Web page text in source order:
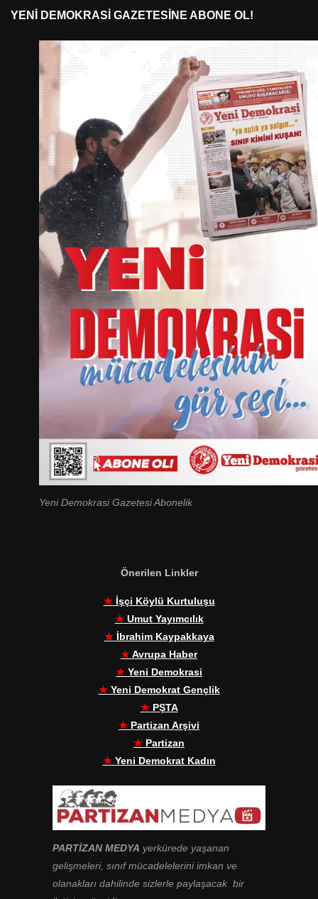
YENI DEMOKRASI GAZETESINE ABONE OL!
Yeni Demokrasi Gazetesi Abonelik
Önerilen Linkler
★İşçi Köylü Kurtuluşu
★Umut Yayımcılık
★İbrahim Kaypakkaya
★Avrupa Haber
★ Yeni Demokrasi
★Yeni Demokrat Gençlik
★PŞTA
★ Partizan Arşivi
★ Partizan
★Yeni Demokrat Kadın
PARTİZAN MEDYA yerkürede yaşanan
gelişmeleri, sınıf mücadelelerini imkan ve
olanakları dahilinde sizlerle paylaşacak bir